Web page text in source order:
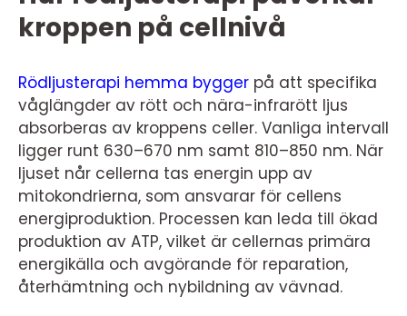
kroppen på cellnivå
Rödljusterapi hemma bygger på att specifika
våglängder av rött och nära-infrarött ljus
absorberas av kroppens celler. Vanliga intervall
ligger runt 630–670 nm samt 810–850 nm. När
ljuset når cellerna tas energin upp av
mitokondrierna, som ansvarar för cellens
energiproduktion. Processen kan leda till ökad
produktion av ATP, vilket är cellernas primära
energikälla och avgörande för reparation,
återhämtning och nybildning av vävnad.